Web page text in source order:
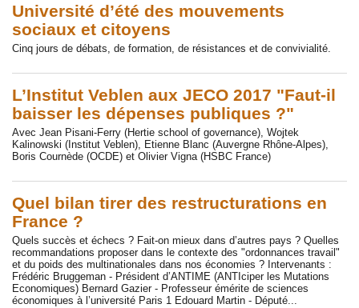
Université d’été des mouvements
sociaux et citoyens
Cinq jours de débats, de formation, de résistances et de convivialité.
L’Institut Veblen aux JECO 2017 "Faut-il
baisser les dépenses publiques ?"
Avec Jean Pisani-Ferry (Hertie school of governance), Wojtek
Kalinowski (Institut Veblen), Etienne Blanc (Auvergne Rhône-Alpes),
Boris Cournède (OCDE) et Olivier Vigna (HSBC France)
Quel bilan tirer des restructurations en
France ?
Quels succès et échecs ? Fait-on mieux dans d’autres pays ? Quelles
recommandations proposer dans le contexte des "ordonnances travail"
et du poids des multinationales dans nos économies ? Intervenants :
Frédéric Bruggeman - Président d’ANTIME (ANTIciper les Mutations
Economiques) Bernard Gazier - Professeur émérite de sciences
économiques à l’université Paris 1 Edouard Martin - Député...